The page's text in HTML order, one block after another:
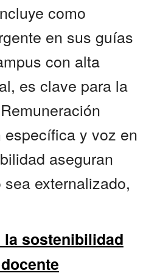
como
en sus guías
con alta
es clave para la
y voz en
aseguran
externalizado,
sostenibilidad